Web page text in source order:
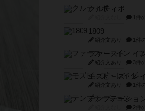
クルティボ
1件
1809
紹介文あり 1件
紹介文あり 3件
モズビ－ズ・レ
紹介文あり 1件
テンプテーショ
2件